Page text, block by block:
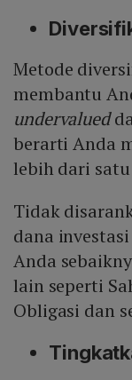
Metode
membantu
undervalued
berarti Anda
lebih dari
Tidak
dana
Anda
lain seperti
Obligasi dan